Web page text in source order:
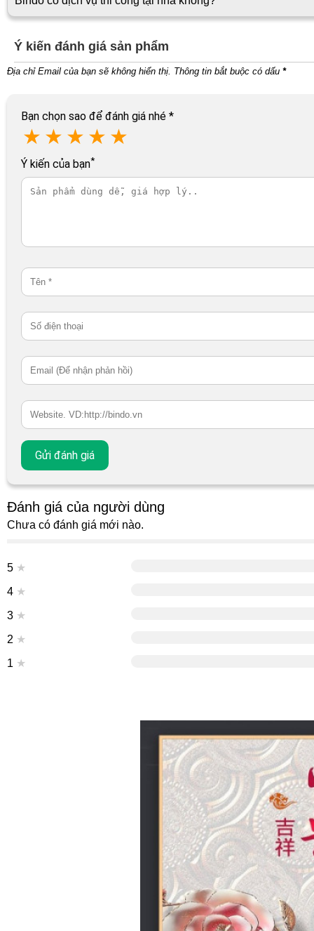
Ý kiến đánh giá sản phẩm
Địa chỉ Email của bạn sẽ không hiển thị. Thông tin bắt buộc có dấu *
Bạn chọn sao để đánh giá nhé *
★ ★ ★ ★ ★
Ý kiến của bạn*
Đánh giá của người dùng
Chưa có đánh giá mới nào.
5 ★
4 ★
3 ★
2 ★
1 ★